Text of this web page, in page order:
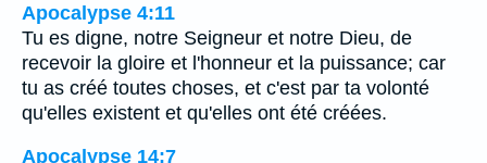
Apocalypse 4:11
Tu es digne, notre Seigneur et notre Dieu, de
recevoir la gloire et l'honneur et la puissance; car
tu as créé toutes choses, et c'est par ta volonté
qu'elles existent et qu'elles ont été créées.
Apocalypse 14:7